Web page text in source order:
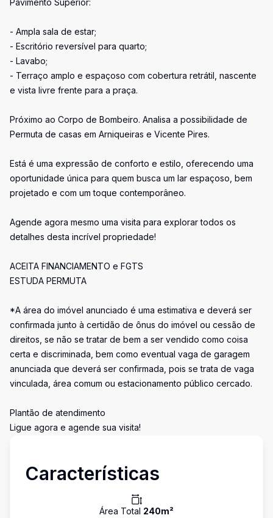
Pavimento Superior:
- Ampla sala de estar;
- Escritório reversível para quarto;
- Lavabo;
- Terraço amplo e espaçoso com cobertura retrátil, nascente
e vista livre frente para a praça.
Próximo ao Corpo de Bombeiro. Analisa a possibilidade de
Permuta de casas em Arniqueiras e Vicente Pires.
Está é uma expressão de conforto e estilo, oferecendo uma
oportunidade única para quem busca um lar espaçoso, bem
projetado e com um toque contemporâneo.
Agende agora mesmo uma visita para explorar todos os
detalhes desta incrível propriedade!
ACEITA FINANCIAMENTO e FGTS
ESTUDA PERMUTA
*A área do imóvel anunciado é uma estimativa e deverá ser
confirmada junto à certidão de ônus do imóvel ou cessão de
direitos, se não se tratar de bem a ser vendido como coisa
certa e discriminada, bem como eventual vaga de garagem
anunciada que deverá ser confirmada, pois se trata de vaga
vinculada, área comum ou estacionamento público cercado.
Plantão de atendimento
Ligue agora e agende sua visita!
Características
Área Total 240m²